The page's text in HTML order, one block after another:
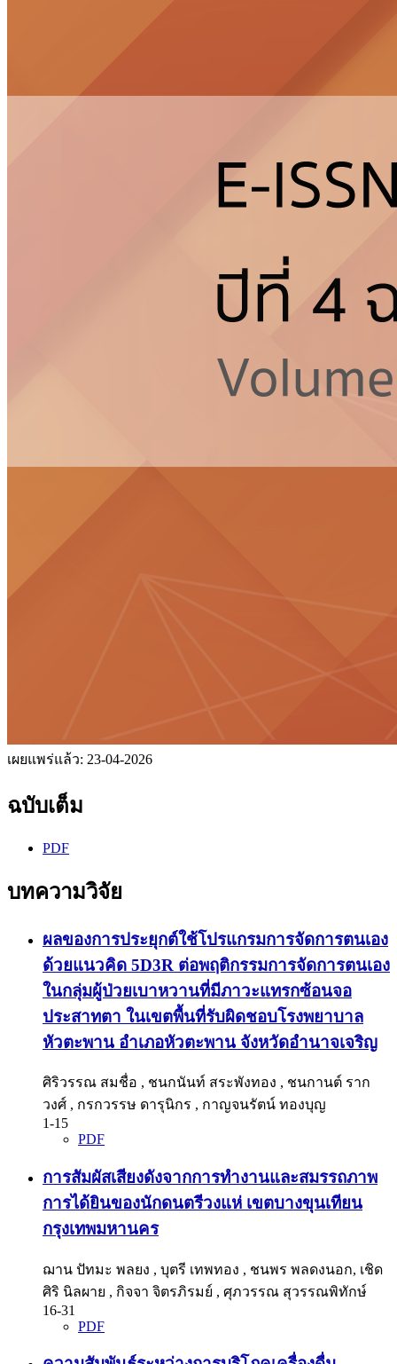
เผยแพร่แล้ว: 23-04-2026
ฉบับเต็ม
PDF
บทความวิจัย
ผลของการประยุกต์ใช้โปรแกรมการจัดการตนเอง
ด้วยแนวคิด 5D3R ต่อพฤติกรรมการจัดการตนเอง
ในกลุ่มผู้ป่วยเบาหวานที่มีภาวะแทรกซ้อนจอ
ประสาทตา ในเขตพื้นที่รับผิดชอบโรงพยาบาล
หัวตะพาน อำเภอหัวตะพาน จังหวัดอำนาจเจริญ
ศิริวรรณ สมชื่อ , ชนกนันท์ สระพังทอง , ชนกานต์ ราก
วงศ์ , กรกวรรษ ดารุนิกร , กาญจนรัตน์ ทองบุญ
1-15
PDF
การสัมผัสเสียงดังจากการทำงานและสมรรถภาพ
การได้ยินของนักดนตรีวงแห่ เขตบางขุนเทียน
กรุงเทพมหานคร
ฌาน ปัทมะ พลยง , บุตรี เทพทอง , ชนพร พลดงนอก, เชิด
ศิริ นิลผาย , กิจจา จิตรภิรมย์ , ศุภวรรณ สุวรรณพิทักษ์
16-31
PDF